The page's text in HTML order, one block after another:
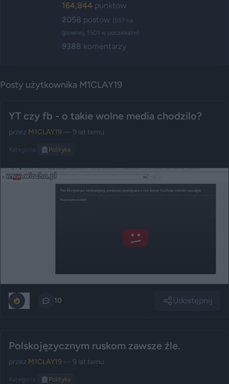
164,844 punktow
2058 postow (557 na
glownej, 1501 w poczekalni)
9388 komentarzy
Posty użytkownika M1CLAY19
YT czy fb - o takie wolne media chodzilo?
przez M1CLAY19 — 9 lat temu
Kategoria: 🏛️ Polityka
10 Udostępnij
Polskojęzycznym ruskom zawsze źle.
przez M1CLAY19 — 9 lat temu
Kategoria: 🏛️ Polityka